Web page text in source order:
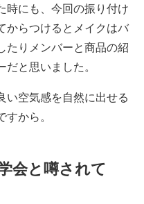
時にも、今回の振り付け
からつけるとメイクはバ
たりメンバーと商品の紹
と思いました。
い空気感を自然に出せる
から。
会と噂されて